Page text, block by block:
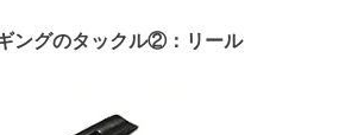
ングのタックル②：リール